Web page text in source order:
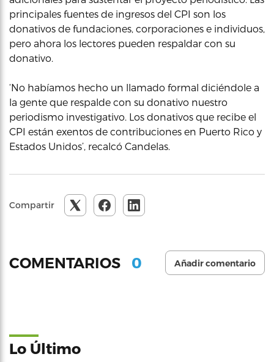
principales fuentes de ingresos del CPI son los
donativos de fundaciones, corporaciones e individuos,
pero ahora los lectores pueden respaldar con su
donativo.
‘No habíamos hecho un llamado formal diciéndole a
la gente que respalde con su donativo nuestro
periodismo investigativo. Los donativos que recibe el
CPI están exentos de contribuciones en Puerto Rico y
Estados Unidos’, recalcó Candelas.
Compartir
COMENTARIOS 0 Añadir comentario
Lo Último